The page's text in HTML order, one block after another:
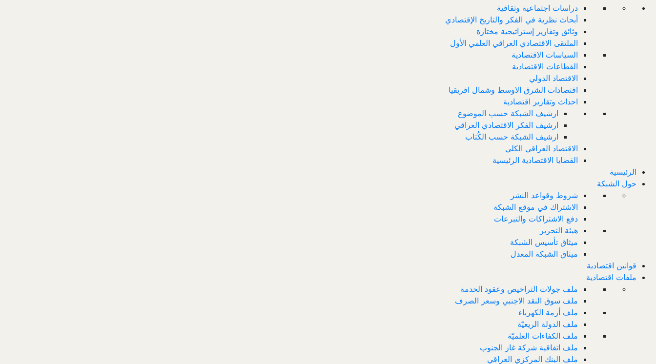
دراسات اجتماعية وثقافية
أبحاث نظرية في الفكر والتاريخ الإقتصادي
وثائق وتقارير إستراتيجية مختارة
الملتقى الاقتصادي العراقي العلمي الأول
السياسات الاقتصادية
القطاعات الاقتصادية
الاقتصاد الدولي
اقتصادات الشرق الاوسط وشمال افريقيا
احداث وتقارير اقتصادية
ارشيف الشبكة حسب الموضوع
ارشيف الفكر الاقتصادي العراقي
ارشيف الشبكة حسب الكُتاب
الاقتصاد العراقي الكلي
القضايا الاقتصادية الرئيسية
الرئيسية
حول الشبكة
شروط وقواعد النشر
الاشتراك في موقع الشبكة
دفع الاشتراكات والتبرعات
هيئة التحرير
ميثاق تأسيس الشبكة
ميثاق الشبكة المعدل
قوانين اقتصادية
ملفات اقتصادية
ملف جولات التراخيص وعقود الخدمة
ملف سوق النقد الاجنبي وسعر الصرف
ملف أزمة الكهرباء
ملف الدولة الريعيّة
ملف الكفاءات العلميّة
ملف اتفاقية شركة غاز الجنوب
ملف البنك المركزي العراقي